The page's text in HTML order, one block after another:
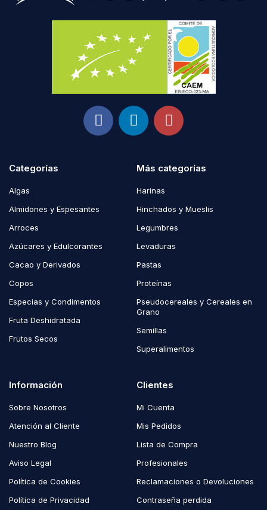
Categorías
Algas
Almidones y Espesantes
Arroces
Azúcares y Edulcorantes
Cacao y Derivados
Copos
Especias y Condimentos
Fruta Deshidratada
Frutos Secos
Más categorías
Harinas
Hinchados y Mueslis
Legumbres
Levaduras
Pastas
Proteínas
Pseudocereales y Cereales en
Grano
Semillas
Superalimentos
Información
Sobre Nosotros
Atención al Cliente
Nuestro Blog
Aviso Legal
Política de Cookies
Política de Privacidad
Clientes
Mi Cuenta
Mis Pedidos
Lista de Compra
Profesionales
Reclamaciones o Devoluciones
Contraseña perdida